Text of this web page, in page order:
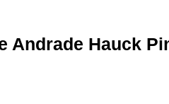
Andrade Hauck